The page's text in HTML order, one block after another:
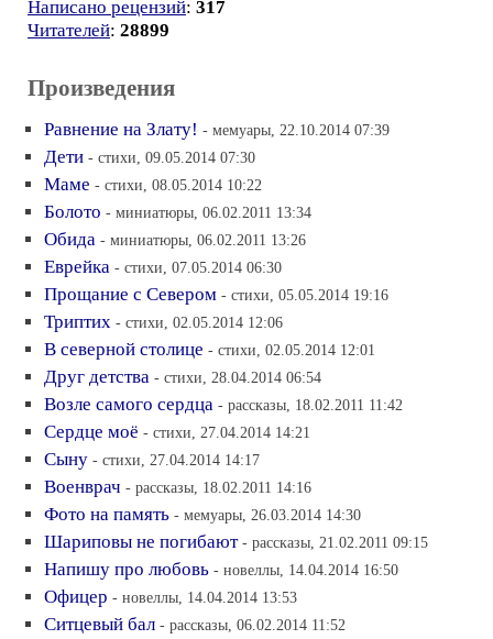
Написано рецензий: 317
Читателей: 28899
Произведения
Равнение на Злату! - мемуары, 22.10.2014 07:39
Дети - стихи, 09.05.2014 07:30
Маме - стихи, 08.05.2014 10:22
Болото - миниатюры, 06.02.2011 13:34
Обида - миниатюры, 06.02.2011 13:26
Еврейка - стихи, 07.05.2014 06:30
Прощание с Севером - стихи, 05.05.2014 19:16
Триптих - стихи, 02.05.2014 12:06
В северной столице - стихи, 02.05.2014 12:01
Друг детства - стихи, 28.04.2014 06:54
Возле самого сердца - рассказы, 18.02.2011 11:42
Сердце моё - стихи, 27.04.2014 14:21
Сыну - стихи, 27.04.2014 14:17
Военврач - рассказы, 18.02.2011 14:16
Фото на память - мемуары, 26.03.2014 14:30
Шариповы не погибают - рассказы, 21.02.2011 09:15
Напишу про любовь - новеллы, 14.04.2014 16:50
Офицер - новеллы, 14.04.2014 13:53
Ситцевый бал - рассказы, 06.02.2014 11:52